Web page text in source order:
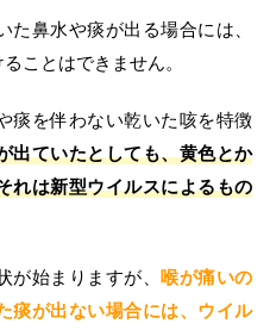
鼻水や痰が出る場合には、
ことはできません。
痰を伴わない乾いた咳を特徴
出ていたとしても、黄色とか
れは新型ウイルスによるもの
始まりますが、 喉が痛いの
痰が出ない場合には、ウイル